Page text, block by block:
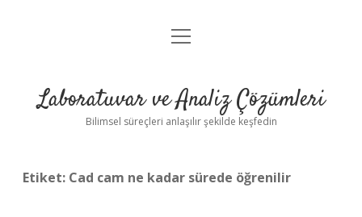
Anasayfa
Yasal Uyarı
menüyü
Laboratuvar ve Analiz Çözümleri
Bilimsel süreçleri anlaşılır şekilde keşfedin
Etiket: Cad cam ne kadar sürede öğrenilir